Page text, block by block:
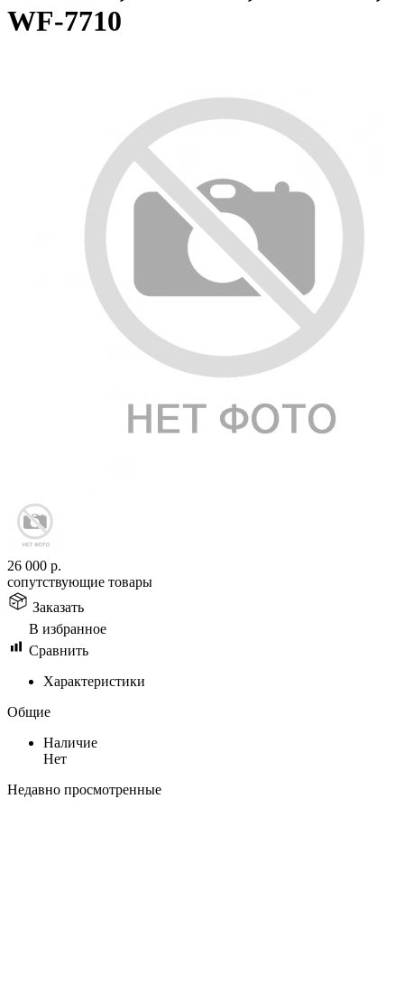
WF-7710
26 000 р.
сопутствующие товары
Заказать
В избранное
Сравнить
Характеристики
Общие
Наличие
Нет
Недавно просмотренные